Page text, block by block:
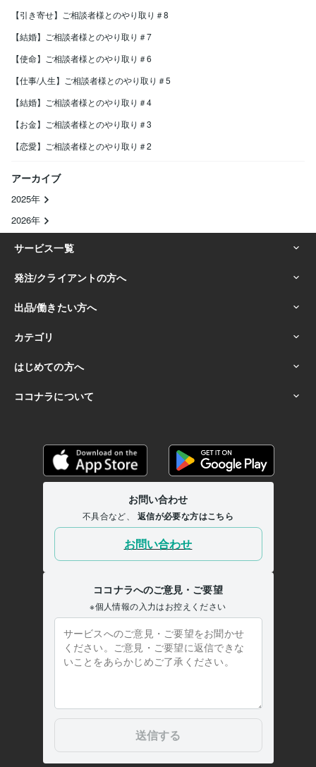
【引き寄せ】ご相談者様とのやり取り＃8
【結婚】ご相談者様とのやり取り＃7
【使命】ご相談者様とのやり取り＃6
【仕事/人生】ご相談者様とのやり取り＃5
【結婚】ご相談者様とのやり取り＃4
【お金】ご相談者様とのやり取り＃3
【恋愛】ご相談者様とのやり取り＃2
アーカイブ
2025年
2026年